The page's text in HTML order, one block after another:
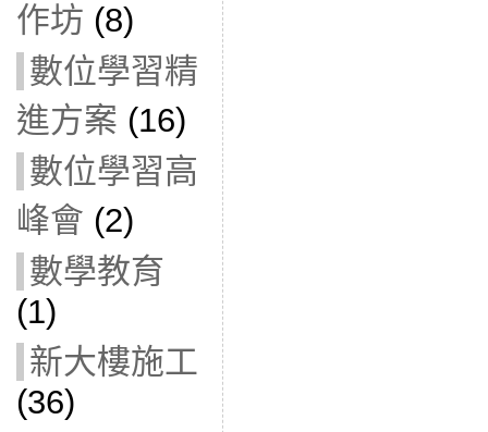
作坊 (8)
數位學習精
進方案 (16)
數位學習高
峰會 (2)
數學教育
(1)
新大樓施工
(36)